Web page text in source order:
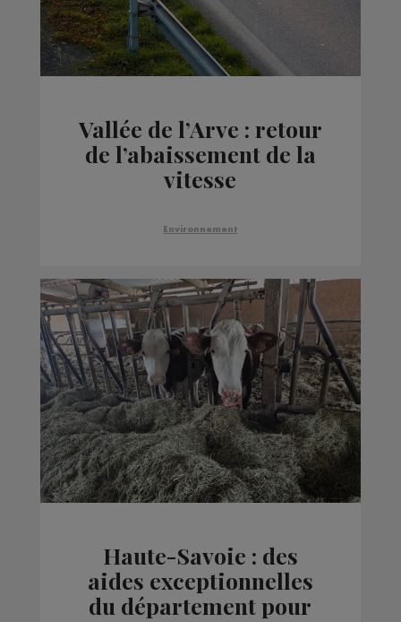
Vallée de l’Arve : retour
de l’abaissement de la
vitesse
Environnement
Haute-Savoie : des
aides exceptionnelles
du département pour